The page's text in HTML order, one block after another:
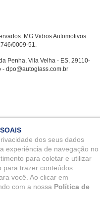
MG Vidros Automotivos
0009-51.
Penha, Vila Velha - ES, 29110-
- dpo@autoglass.com.br
dos seus dados
experiência de navegação no
para coletar e utilizar
para trazer conteúdos
você. Ao clicar em
com a nossa Política de